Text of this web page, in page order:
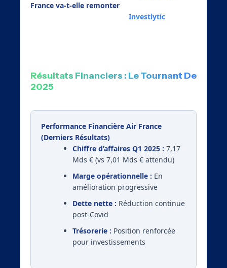
France va-t-elle remonter
Investlytic
Résultats Financiers : Le Tournant De
2025
Performance Financière Air France
(Derniers Résultats)
Chiffre d’affaires Q1 2025 : 7,17
Mds € (vs 7,01 Mds € attendu)
Marge opérationnelle : En
amélioration progressive
Dette nette : Réduction continue
post-Covid
Trésorerie : Position renforcée
pour investissements